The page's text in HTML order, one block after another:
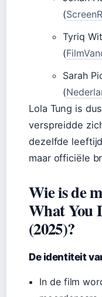
(
Tyriq
(
Sarah
(
Lola Tung is
verspreidde
dezelfde
maar officiële
Wie is de
What You
(2025)?
De identiteit
In de film